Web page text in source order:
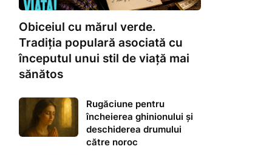
Obiceiul cu mărul verde.
Tradiția populară asociată cu
începutul unui stil de viață mai
sănătos
Rugăciune pentru
încheierea ghinionului și
deschiderea drumului
către noroc